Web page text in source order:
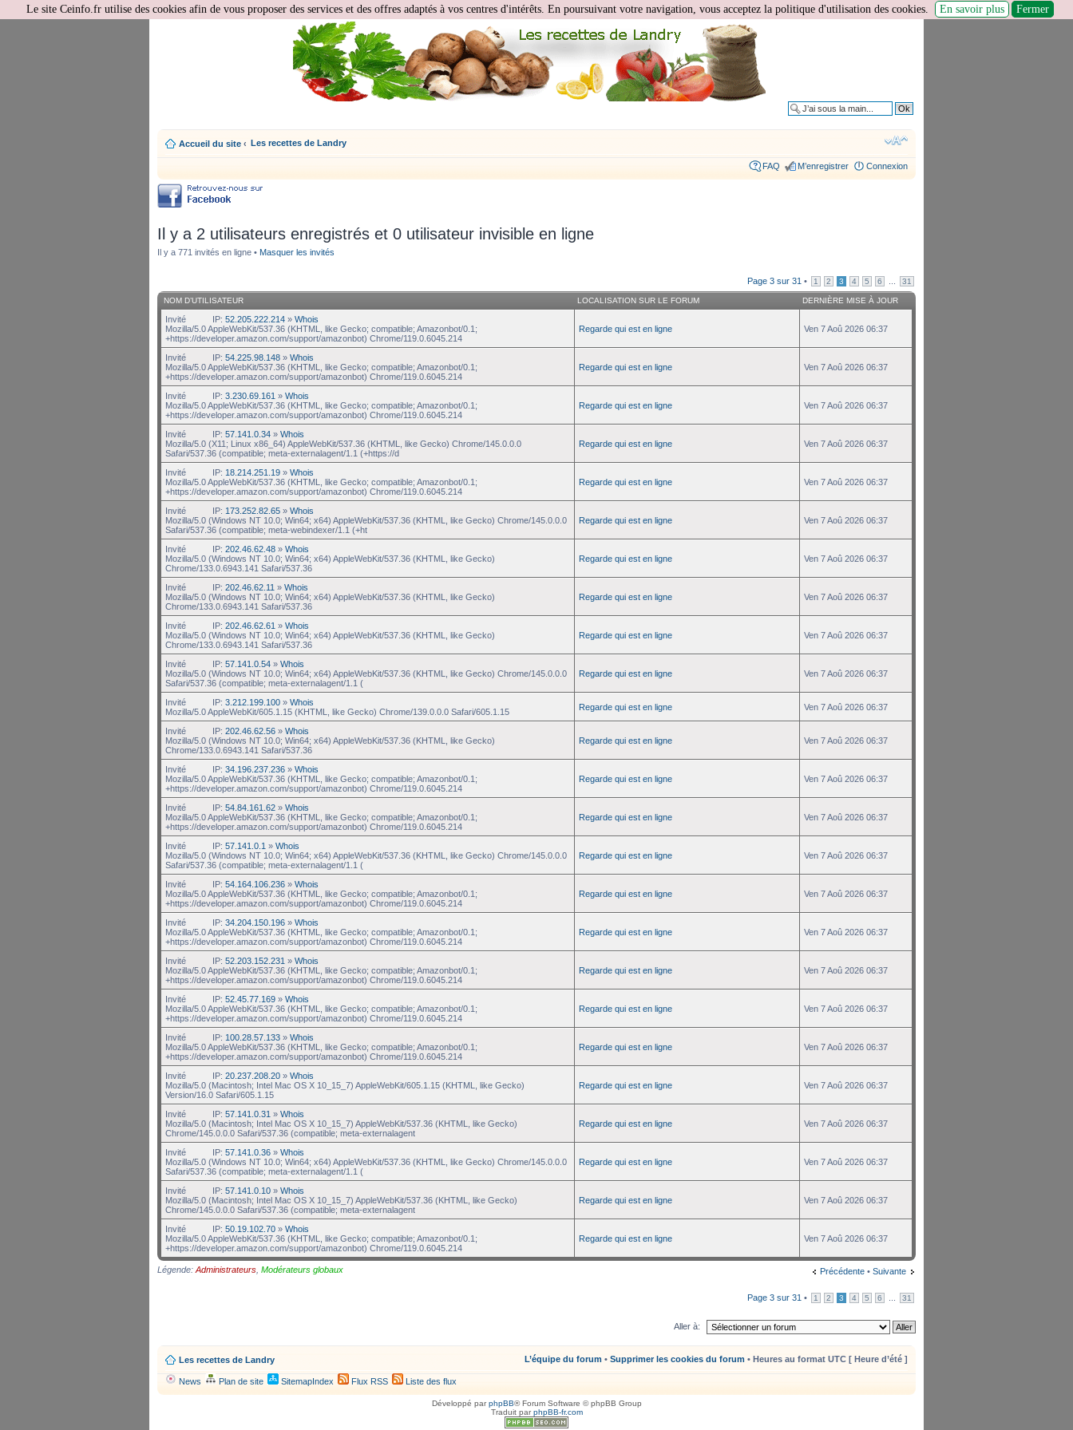
Accueil du site ‹ Les recettes de Landry
FAQ M’enregistrer Connexion
Il y a 2 utilisateurs enregistrés et 0 utilisateur invisible en ligne
Il y a 771 invités en ligne • Masquer les invités
Page 3 sur 31 • 1 2 3 4 5 6 31
NOM D’UTILISATEUR LOCALISATION SUR LE FORUM DERNIÈRE MISE À JOUR
Invité IP: 52.205.222.214 » Whois
Mozilla/5.0 AppleWebKit/537.36 (KHTML, like Gecko; compatible; Amazonbot/0.1;
+https://developer.amazon.com/support/amazonbot) Chrome/119.0.6045.214
Regarde qui est en ligne Ven 7 Aoû 2026 06:37
Invité IP: 54.225.98.148 » Whois
Mozilla/5.0 AppleWebKit/537.36 (KHTML, like Gecko; compatible; Amazonbot/0.1;
+https://developer.amazon.com/support/amazonbot) Chrome/119.0.6045.214
Regarde qui est en ligne Ven 7 Aoû 2026 06:37
Invité IP: 3.230.69.161 » Whois
Mozilla/5.0 AppleWebKit/537.36 (KHTML, like Gecko; compatible; Amazonbot/0.1;
+https://developer.amazon.com/support/amazonbot) Chrome/119.0.6045.214
Regarde qui est en ligne Ven 7 Aoû 2026 06:37
Invité IP: 57.141.0.34 » Whois
Mozilla/5.0 (X11; Linux x86_64) AppleWebKit/537.36 (KHTML, like Gecko) Chrome/145.0.0.0
Safari/537.36 (compatible; meta-externalagent/1.1 (+https://d
Regarde qui est en ligne Ven 7 Aoû 2026 06:37
Invité IP: 18.214.251.19 » Whois
Mozilla/5.0 AppleWebKit/537.36 (KHTML, like Gecko; compatible; Amazonbot/0.1;
+https://developer.amazon.com/support/amazonbot) Chrome/119.0.6045.214
Regarde qui est en ligne Ven 7 Aoû 2026 06:37
Invité IP: 173.252.82.65 » Whois
Mozilla/5.0 (Windows NT 10.0; Win64; x64) AppleWebKit/537.36 (KHTML, like Gecko) Chrome/145.0.0.0
Safari/537.36 (compatible; meta-webindexer/1.1 (+ht
Regarde qui est en ligne Ven 7 Aoû 2026 06:37
Invité IP: 202.46.62.48 » Whois
Mozilla/5.0 (Windows NT 10.0; Win64; x64) AppleWebKit/537.36 (KHTML, like Gecko)
Chrome/133.0.6943.141 Safari/537.36
Regarde qui est en ligne Ven 7 Aoû 2026 06:37
Invité IP: 202.46.62.11 » Whois
Mozilla/5.0 (Windows NT 10.0; Win64; x64) AppleWebKit/537.36 (KHTML, like Gecko)
Chrome/133.0.6943.141 Safari/537.36
Regarde qui est en ligne Ven 7 Aoû 2026 06:37
Invité IP: 202.46.62.61 » Whois
Mozilla/5.0 (Windows NT 10.0; Win64; x64) AppleWebKit/537.36 (KHTML, like Gecko)
Chrome/133.0.6943.141 Safari/537.36
Regarde qui est en ligne Ven 7 Aoû 2026 06:37
Invité IP: 57.141.0.54 » Whois
Mozilla/5.0 (Windows NT 10.0; Win64; x64) AppleWebKit/537.36 (KHTML, like Gecko) Chrome/145.0.0.0
Safari/537.36 (compatible; meta-externalagent/1.1 (
Regarde qui est en ligne Ven 7 Aoû 2026 06:37
Invité IP: 3.212.199.100 » Whois
Mozilla/5.0 AppleWebKit/605.1.15 (KHTML, like Gecko) Chrome/139.0.0.0 Safari/605.1.15
Regarde qui est en ligne Ven 7 Aoû 2026 06:37
Invité IP: 202.46.62.56 » Whois
Mozilla/5.0 (Windows NT 10.0; Win64; x64) AppleWebKit/537.36 (KHTML, like Gecko)
Chrome/133.0.6943.141 Safari/537.36
Regarde qui est en ligne Ven 7 Aoû 2026 06:37
Invité IP: 34.196.237.236 » Whois
Mozilla/5.0 AppleWebKit/537.36 (KHTML, like Gecko; compatible; Amazonbot/0.1;
+https://developer.amazon.com/support/amazonbot) Chrome/119.0.6045.214
Regarde qui est en ligne Ven 7 Aoû 2026 06:37
Invité IP: 54.84.161.62 » Whois
Mozilla/5.0 AppleWebKit/537.36 (KHTML, like Gecko; compatible; Amazonbot/0.1;
+https://developer.amazon.com/support/amazonbot) Chrome/119.0.6045.214
Regarde qui est en ligne Ven 7 Aoû 2026 06:37
Invité IP: 57.141.0.1 » Whois
Mozilla/5.0 (Windows NT 10.0; Win64; x64) AppleWebKit/537.36 (KHTML, like Gecko) Chrome/145.0.0.0
Safari/537.36 (compatible; meta-externalagent/1.1 (
Regarde qui est en ligne Ven 7 Aoû 2026 06:37
Invité IP: 54.164.106.236 » Whois
Mozilla/5.0 AppleWebKit/537.36 (KHTML, like Gecko; compatible; Amazonbot/0.1;
+https://developer.amazon.com/support/amazonbot) Chrome/119.0.6045.214
Regarde qui est en ligne Ven 7 Aoû 2026 06:37
Invité IP: 34.204.150.196 » Whois
Mozilla/5.0 AppleWebKit/537.36 (KHTML, like Gecko; compatible; Amazonbot/0.1;
+https://developer.amazon.com/support/amazonbot) Chrome/119.0.6045.214
Regarde qui est en ligne Ven 7 Aoû 2026 06:37
Invité IP: 52.203.152.231 » Whois
Mozilla/5.0 AppleWebKit/537.36 (KHTML, like Gecko; compatible; Amazonbot/0.1;
+https://developer.amazon.com/support/amazonbot) Chrome/119.0.6045.214
Regarde qui est en ligne Ven 7 Aoû 2026 06:37
Invité IP: 52.45.77.169 » Whois
Mozilla/5.0 AppleWebKit/537.36 (KHTML, like Gecko; compatible; Amazonbot/0.1;
+https://developer.amazon.com/support/amazonbot) Chrome/119.0.6045.214
Regarde qui est en ligne Ven 7 Aoû 2026 06:37
Invité IP: 100.28.57.133 » Whois
Mozilla/5.0 AppleWebKit/537.36 (KHTML, like Gecko; compatible; Amazonbot/0.1;
+https://developer.amazon.com/support/amazonbot) Chrome/119.0.6045.214
Regarde qui est en ligne Ven 7 Aoû 2026 06:37
Invité IP: 20.237.208.20 » Whois
Mozilla/5.0 (Macintosh; Intel Mac OS X 10_15_7) AppleWebKit/605.1.15 (KHTML, like Gecko)
Version/16.0 Safari/605.1.15
Regarde qui est en ligne Ven 7 Aoû 2026 06:37
Invité IP: 57.141.0.31 » Whois
Mozilla/5.0 (Macintosh; Intel Mac OS X 10_15_7) AppleWebKit/537.36 (KHTML, like Gecko)
Chrome/145.0.0.0 Safari/537.36 (compatible; meta-externalagent
Regarde qui est en ligne Ven 7 Aoû 2026 06:37
Invité IP: 57.141.0.36 » Whois
Mozilla/5.0 (Windows NT 10.0; Win64; x64) AppleWebKit/537.36 (KHTML, like Gecko) Chrome/145.0.0.0
Safari/537.36 (compatible; meta-externalagent/1.1 (
Regarde qui est en ligne Ven 7 Aoû 2026 06:37
Invité IP: 57.141.0.10 » Whois
Mozilla/5.0 (Macintosh; Intel Mac OS X 10_15_7) AppleWebKit/537.36 (KHTML, like Gecko)
Chrome/145.0.0.0 Safari/537.36 (compatible; meta-externalagent
Regarde qui est en ligne Ven 7 Aoû 2026 06:37
Invité IP: 50.19.102.70 » Whois
Mozilla/5.0 AppleWebKit/537.36 (KHTML, like Gecko; compatible; Amazonbot/0.1;
+https://developer.amazon.com/support/amazonbot) Chrome/119.0.6045.214
Regarde qui est en ligne Ven 7 Aoû 2026 06:37
Précédente • Suivante
Légende: Administrateurs Modérateurs globaux
Page 3 sur 31 • 1 2 3 4 5 6 31
Aller à:
Les recettes de Landry L’équipe du forum • Supprimer les cookies du forum • Heures au format UTC [ Heure d’été ]
News Plan de site SitemapIndex Flux RSS Liste des flux
Développé parphpBB® Forum Software © phpBB Group
Traduit parphpBB-fr.com
Le site Ceinfo.fr utilise des cookies afin de vous proposer des services et des offres adaptés à vos centres d'intérêts. En poursuivant votre navigation, vous acceptez la politique d'utilisation des cookies. En savoir plus Fermer